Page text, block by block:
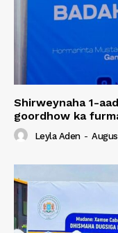
Shirweynaha 1-
goordhow ka
Leyla Aden -